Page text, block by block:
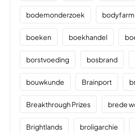
bodemonderzoek bodyfarm
boeken boekhandel
borstvoeding bosbrand
bouwkunde Brainport
Breakthrough Prizes brede
Brightlands broligarchie